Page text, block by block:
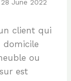
28 June 2022
client qui
domicile
ou
est